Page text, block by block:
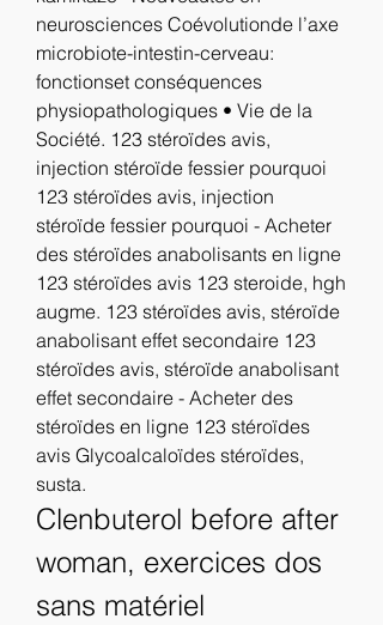
neurosciences Coévolutionde l’axe
microbiote-intestin-cerveau:
fonctionset conséquences
physiopathologiques • Vie de la
Société. 123 stéroïdes avis,
injection stéroïde fessier pourquoi
123 stéroïdes avis, injection
stéroïde fessier pourquoi - Acheter
des stéroïdes anabolisants en ligne
123 stéroïdes avis 123 steroide, hgh
augme. 123 stéroïdes avis, stéroïde
anabolisant effet secondaire 123
stéroïdes avis, stéroïde anabolisant
effet secondaire - Acheter des
stéroïdes en ligne 123 stéroïdes
avis Glycoalcaloïdes stéroïdes,
susta.
Clenbuterol before after
woman, exercices dos
sans matériel